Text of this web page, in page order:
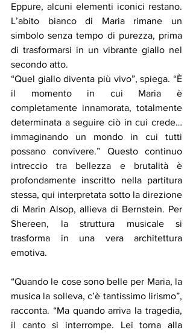
Eppure, alcuni elementi iconici restano.
L’abito bianco di Maria rimane un
simbolo senza tempo di purezza, prima
di trasformarsi in un vibrante giallo nel
secondo atto.
“Quel giallo diventa più vivo”, spiega. “È
il momento in cui Maria è
completamente innamorata, totalmente
determinata a seguire ciò in cui crede…
immaginando un mondo in cui tutti
possano convivere.” Questo continuo
intreccio tra bellezza e brutalità è
profondamente inscritto nella partitura
stessa, qui interpretata sotto la direzione
di Marin Alsop, allieva di Bernstein. Per
Shereen, la struttura musicale si
trasforma in una vera architettura
emotiva.
“Quando le cose sono belle per Maria, la
musica la solleva, c’è tantissimo lirismo”,
racconta. “Ma quando arriva la tragedia,
il canto si interrompe. Lei torna alla